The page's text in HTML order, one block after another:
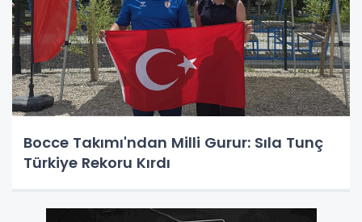
Bocce Takımı'ndan Milli Gurur: Sıla Tunç
Türkiye Rekoru Kırdı